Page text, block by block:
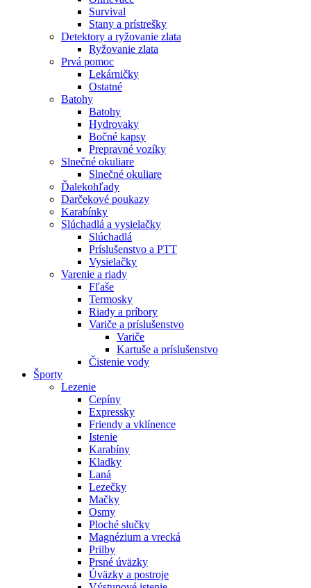
Survival
Stany a prístrešky
Detektory a ryžovanie zlata
Ryžovanie zlata
Prvá pomoc
Lekárničky
Ostatné
Batohy
Batohy
Hydrovaky
Bočné kapsy
Prepravné vozíky
Slnečné okuliare
Slnečné okuliare
Ďalekohľady
Darčekové poukazy
Karabínky
Slúchadlá a vysielačky
Slúchadlá
Príslušenstvo a PTT
Vysielačky
Varenie a riady
Fľaše
Termosky
Riady a príbory
Variče a príslušenstvo
Variče
Kartuše a príslušenstvo
Čistenie vody
Športy
Lezenie
Cepíny
Expressky
Friendy a vklínence
Istenie
Karabíny
Kladky
Laná
Lezečky
Mačky
Osmy
Ploché slučky
Magnézium a vrecká
Prilby
Prsné úväzky
Úväzky a postroje